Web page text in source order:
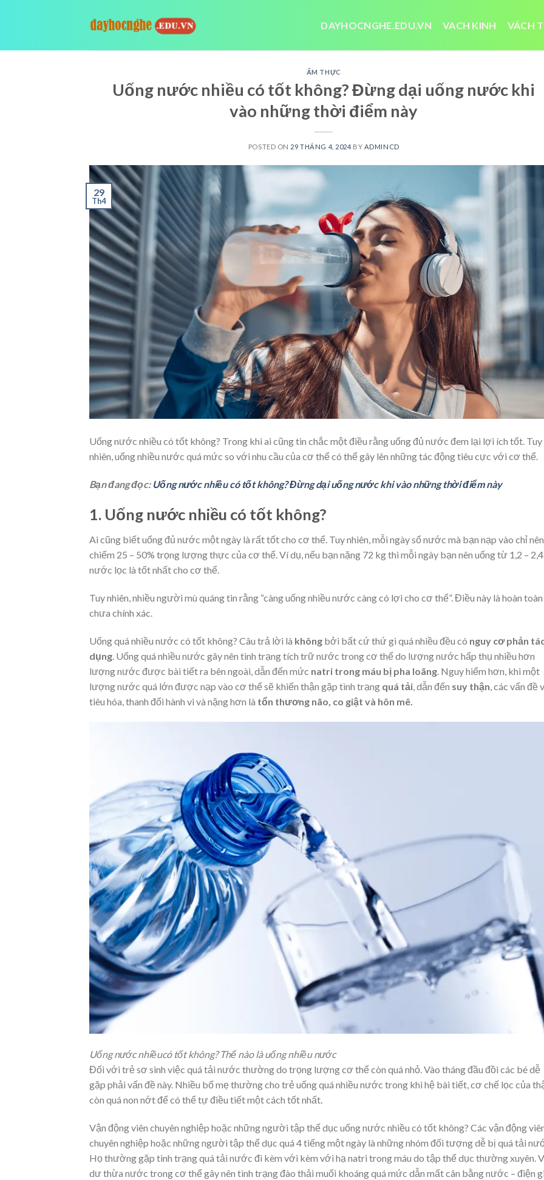
DAYHOCNGHE.EDU.VN VACH KINH VÁCH
ẨM THỰC
Uống nước nhiều có tốt không? Đừng dại uống nước khi
vào những thời điểm này
POSTED ON 29 THÁNG 4, 2024 BY ADMINCD
29
Th4
Uống nước nhiều có tốt không? Trong khi ai cũng tin chắc một điều rằng uống đủ nước đem lại lợi ích tốt. Tuy
nhiên, uống nhiều nước quá mức so với nhu cầu của cơ thể có thể gây lên những tác động tiêu cực với cơ thể.
Bạn đang đọc: Uống nước nhiều có tốt không? Đừng dại uống nước khi vào những thời điểm này
1. Uống nước nhiều có tốt không?
Ai cũng biết uống đủ nước một ngày là rất tốt cho cơ thể. Tuy nhiên, mỗi ngày số nước mà bạn nạp vào chỉ nên
chiếm 25 – 50% trọng lượng thực của cơ thể. Ví dụ, nếu bạn nặng 72 kg thi mỗi ngày bạn nên uống từ 1,2 –
nước lọc là tốt nhất cho cơ thể.
Tuy nhiên, nhiều người mù quáng tin rằng “càng uống nhiều nước càng có lợi cho cơ thể”. Điều này là hoàn toàn
chưa chính xác.
Uống quá nhiều nước có tốt không? Câu trả lời là không bởi bất cứ thứ gì quá nhiều đều có nguy cơ phản
dụng. Uống quá nhiều nước gây nên tình trạng tích trữ nước trong cơ thể do lượng nước hấp thụ nhiều hơn
lượng nước được bài tiết ra bên ngoài, dẫn đến mức natri trong máu bị pha loãng. Nguy hiểm hơn, khi một
lượng nước quá lớn được nạp vào cơ thể sẽ khiến thận gặp tình trạng quá tải, dẫn đến suy thận, các vấn đề
tiêu hóa, thanh đổi hành vi và nặng hơn là tổn thương não, co giật và hôn mê.
Uống nước nhiềucó tốt không? Thế nào là uống nhiều nước
Đối với trẻ sơ sinh việc quá tải nước thường do trọng lượng cơ thể còn quá nhỏ. Vào tháng đầu đồi các bé dễ
gặp phải vấn đề này. Nhiều bố mẹ thường cho trẻ uống quá nhiều nước trong khi hệ bài tiết, cơ chế lọc của
còn quá non nớt để có thể tự điều tiết một cách tốt nhất.
Vận động viên chuyên nghiệp hoặc những người tập thể dục uống nước nhiều có tốt không? Các vận động
chuyên nghiệp hoặc những người tập thể dục quá 4 tiếng một ngày là những nhóm đối tượng dễ bị quá tải
Họ thường gặp tình trạng quá tải nước đi kèm với kèm với hạ natri trong máu do tập thể dục thường xuyên.
dư thừa nước trong cơ thể gây nên tình trạng đào thải muối khoáng quá mức dẫn mất cân bằng nước – điện